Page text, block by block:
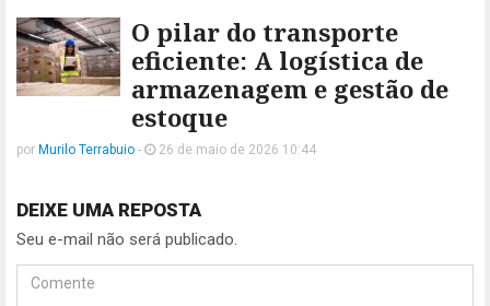
O pilar do transporte
eficiente: A logística de
armazenagem e gestão de
estoque
por Murilo Terrabuio - 26 de maio de 2026 10:44
DEIXE UMA REPOSTA
Seu e-mail não será publicado.